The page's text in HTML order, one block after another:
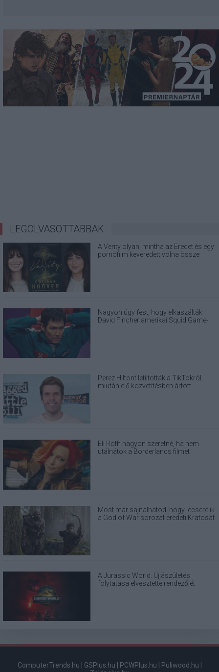
LEGOLVASOTTABBAK
A Verity olyan, mintha az Eredet és egy
pornófilm keveredett volna össze
Nagyon úgy fest, hogy elkaszálták
David Fincher amerikai Squid Game-
Perez Hiltont letiltották a TikTokról,
miután élő közvetítésben ártott
Eli Roth nagyon szeretné, ha nem
utálnátok a Borderlands filmet
Most már sajnálhatod, hogy lecserélik
a God of War sorozat eredeti Kratosát
A Jurassic World: Újjászületés
folytatása elvesztette rendezőjét
ComputerTrends.hu GSPlus.hu PCWPlus.hu Puliwood.hu